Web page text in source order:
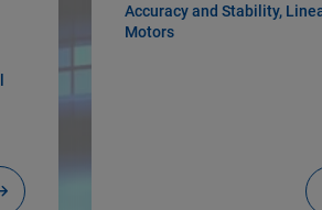
Accuracy and Stability,
Motors